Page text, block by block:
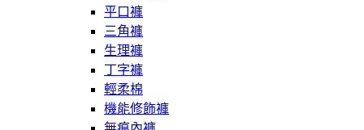
平口褲
三角褲
生理褲
丁字褲
輕柔棉
機能修飾褲